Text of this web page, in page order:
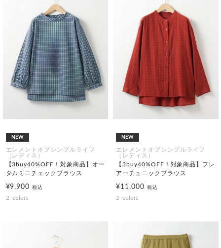
NEW
エレメントオブシンプルライフ
（レディス）
【3buy40%OFF！対象商品】オー
タムミニチェックブラウス
¥9,900税込
2 colors
NEW
エレメントオブシンプルライフ
（レディス）
【3buy40%OFF！対象商品】フレ
アーチュニックブラウス
¥11,000 税込
2 colors